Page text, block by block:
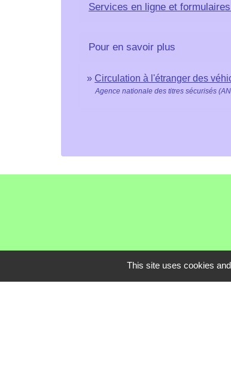
Services en ligne et formulaires
Pour en savoir plus
Circulation à l'étranger des
Agence nationale des titres sécurisés
This site uses cookies